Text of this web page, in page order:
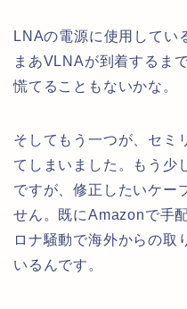
LNAの電源に使用してい
まあVLNAが到着するま
慌てることもないかな。
そしてもう一つが、セミ
てしまいました。もう少
ですが、修正したいケー
せん。既にAmazonで手
ロナ騒動で海外からの取
いるんです。